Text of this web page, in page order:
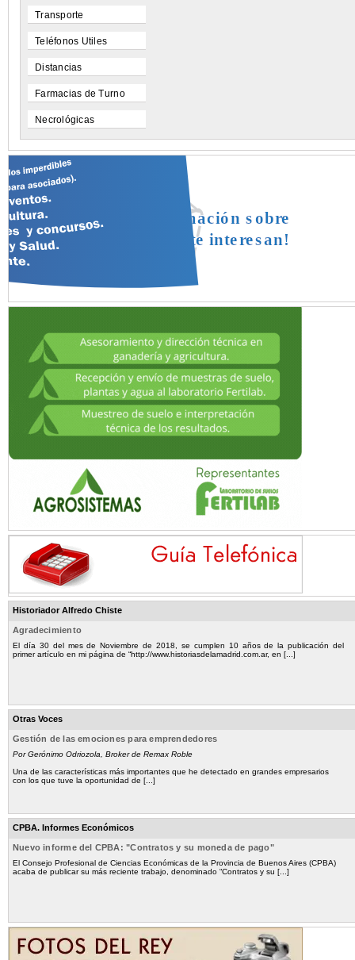
Transporte
Teléfonos Utiles
Distancias
Farmacias de Turno
Necrológicas
Historiador Alfredo Chiste
Agradecimiento
El día 30 del mes de Noviembre de 2018, se cumplen 10 años de la publicación del
primer artículo en mi página de “http://www.historiasdelamadrid.com.ar, en [...]
Otras Voces
Gestión de las emociones para emprendedores
Por Gerónimo Odriozola, Broker de Remax Roble
Una de las características más importantes que he detectado en grandes empresarios
con los que tuve la oportunidad de [...]
CPBA. Informes Económicos
Nuevo informe del CPBA: "Contratos y su moneda de pago"
El Consejo Profesional de Ciencias Económicas de la Provincia de Buenos Aires (CPBA)
acaba de publicar su más reciente trabajo, denominado “Contratos y su [...]